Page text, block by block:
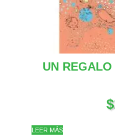
UN
$
LEER MÁS